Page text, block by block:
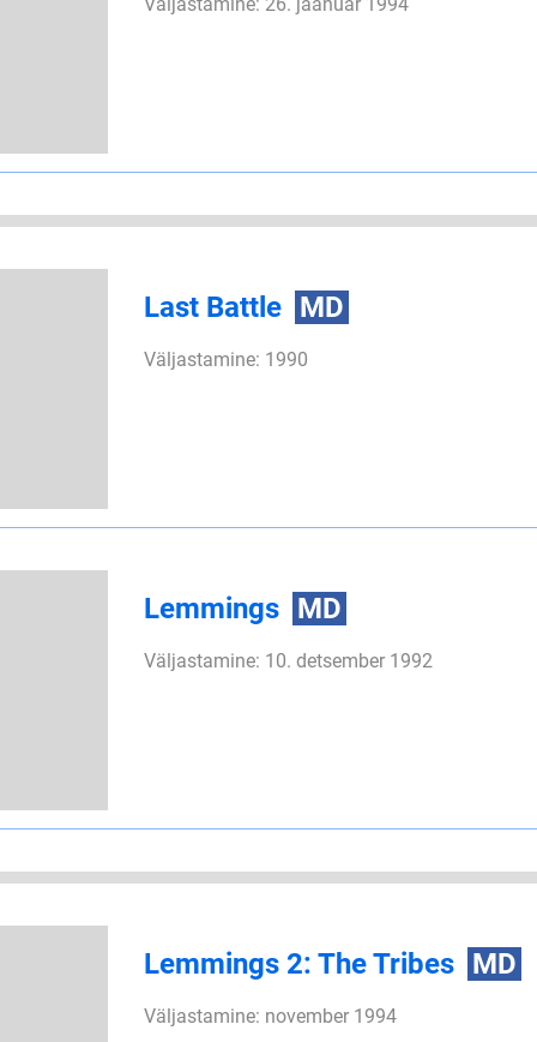
Last Battle MD
Väljastamine: 1990
Lemmings MD
Väljastamine: 10. detsember 1992
Lemmings 2: The Tribes MD
Väljastamine: november 1994